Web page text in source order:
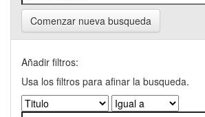
Comenzar nueva busqueda
Añadir filtros:
Usa los filtros para afinar la busqueda.